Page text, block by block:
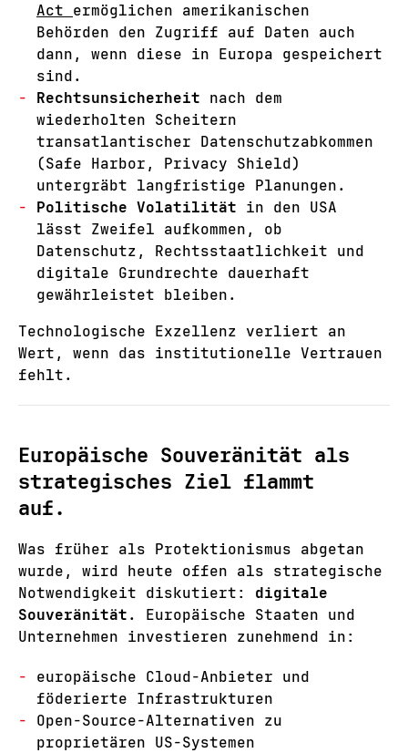
Act ermöglichen amerikanischen
Behörden den Zugriff auf Daten auch
dann, wenn diese in Europa gespeichert
sind.
Rechtsunsicherheit nach dem
wiederholten Scheitern
transatlantischer Datenschutzabkommen
(Safe Harbor, Privacy Shield)
untergräbt langfristige Planungen.
Politische Volatilität in den USA
lässt Zweifel aufkommen, ob
Datenschutz, Rechtsstaatlichkeit und
digitale Grundrechte dauerhaft
gewährleistet bleiben.
Technologische Exzellenz verliert an
Wert, wenn das institutionelle Vertrauen
fehlt.
Europäische Souveränität als
strategisches Ziel flammt
auf.
Was früher als Protektionismus abgetan
wurde, wird heute offen als strategische
Notwendigkeit diskutiert: digitale
Souveränität. Europäische Staaten und
Unternehmen investieren zunehmend in:
europäische Cloud-Anbieter und
föderierte Infrastrukturen
Open-Source-Alternativen zu
proprietären US-Systemen